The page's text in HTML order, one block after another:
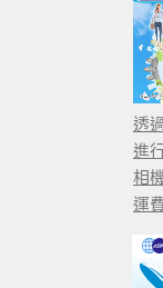
透
進
相
運